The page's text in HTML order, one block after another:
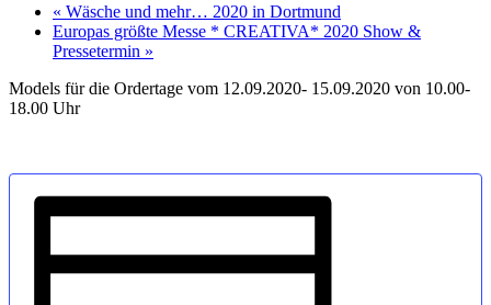
« Wäsche und mehr… 2020 in Dortmund
Europas größte Messe * CREATIVA* 2020 Show &
Pressetermin »
Models für die Ordertage vom 12.09.2020- 15.09.2020 von 10.00-
18.00 Uhr